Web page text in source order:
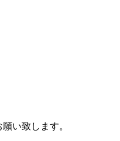
い致します。